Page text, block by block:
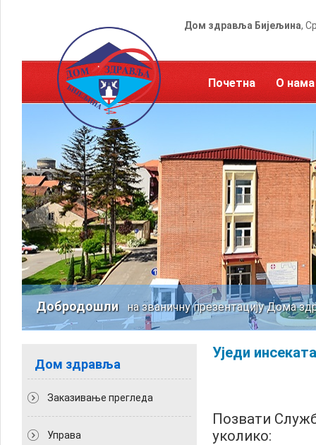
Дом здравља Бијељина,
Почетна О нама
Добродошлина званичну презентацију Дома
Дом здравља
Заказивање прегледа
Управа
Уједи
Позвати
уколико: